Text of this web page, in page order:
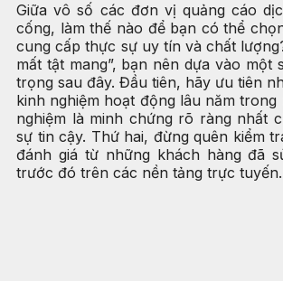
Giữa vô số các đơn vị quảng cáo
cống, làm thế nào để bạn có thể
cung cấp thực sự uy tín và chất
mất tật mang”, bạn nên dựa vào một
trọng sau đây. Đầu tiên, hãy ưu tiên
kinh nghiệm hoạt động lâu năm trong
nghiệm là minh chứng rõ ràng nhất
sự tin cậy. Thứ hai, đừng quên kiểm
đánh giá từ những khách hàng đã
trước đó trên các nền tảng trực tuyến.